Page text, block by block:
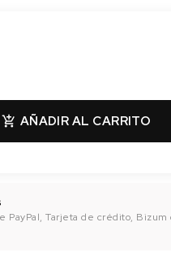
 AÑADIR AL CARRITO
PayPal, Tarjeta de crédito, Bizum